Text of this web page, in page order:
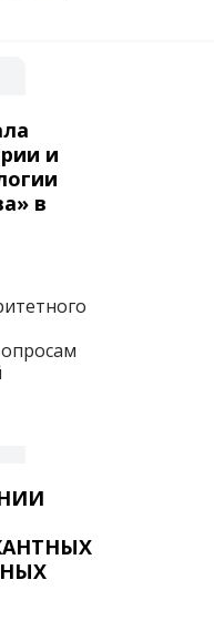
и
в